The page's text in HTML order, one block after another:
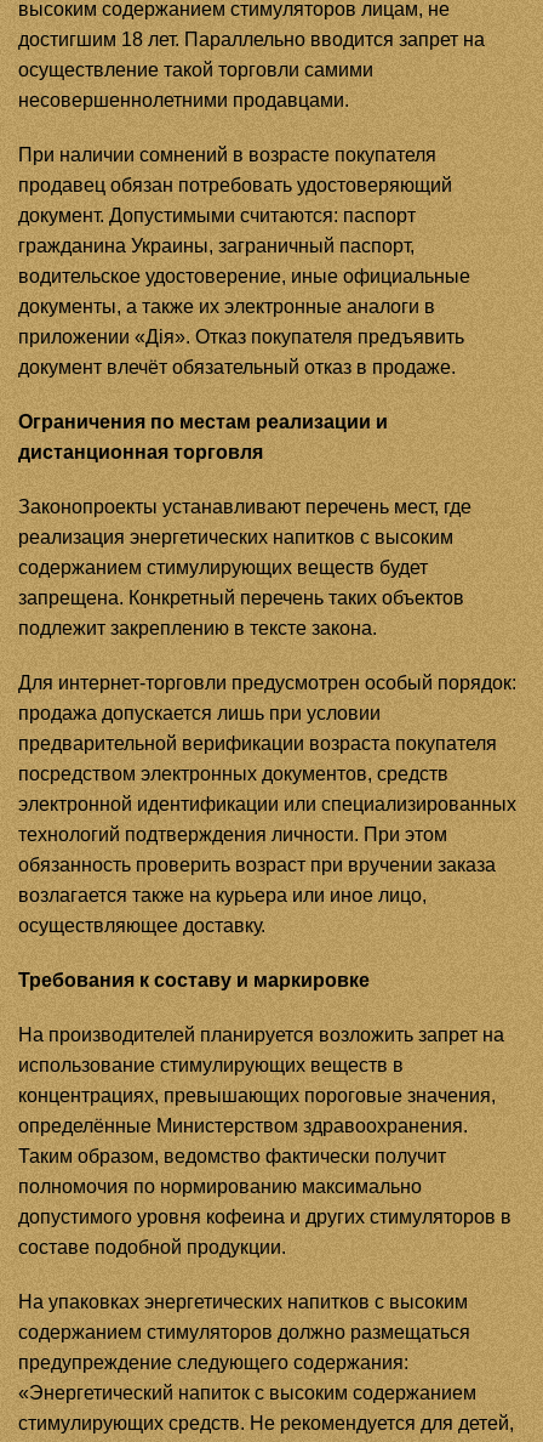
высоким содержанием стимуляторов лицам, не
достигшим 18 лет. Параллельно вводится запрет на
осуществление такой торговли самими
несовершеннолетними продавцами.
При наличии сомнений в возрасте покупателя
продавец обязан потребовать удостоверяющий
документ. Допустимыми считаются: паспорт
гражданина Украины, заграничный паспорт,
водительское удостоверение, иные официальные
документы, а также их электронные аналоги в
приложении «Дія». Отказ покупателя предъявить
документ влечёт обязательный отказ в продаже.
Ограничения по местам реализации и
дистанционная торговля
Законопроекты устанавливают перечень мест, где
реализация энергетических напитков с высоким
содержанием стимулирующих веществ будет
запрещена. Конкретный перечень таких объектов
подлежит закреплению в тексте закона.
Для интернет-торговли предусмотрен особый порядок:
продажа допускается лишь при условии
предварительной верификации возраста покупателя
посредством электронных документов, средств
электронной идентификации или специализированных
технологий подтверждения личности. При этом
обязанность проверить возраст при вручении заказа
возлагается также на курьера или иное лицо,
осуществляющее доставку.
Требования к составу и маркировке
На производителей планируется возложить запрет на
использование стимулирующих веществ в
концентрациях, превышающих пороговые значения,
определённые Министерством здравоохранения.
Таким образом, ведомство фактически получит
полномочия по нормированию максимально
допустимого уровня кофеина и других стимуляторов в
составе подобной продукции.
На упаковках энергетических напитков с высоким
содержанием стимуляторов должно размещаться
предупреждение следующего содержания:
«Энергетический напиток с высоким содержанием
стимулирующих средств. Не рекомендуется для детей,